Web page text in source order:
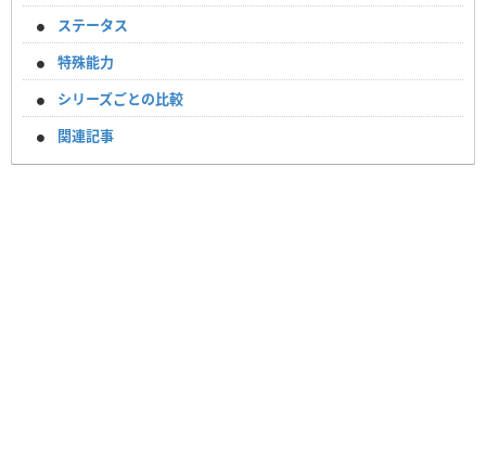
ステータス
特殊能力
シリーズごとの比較
関連記事